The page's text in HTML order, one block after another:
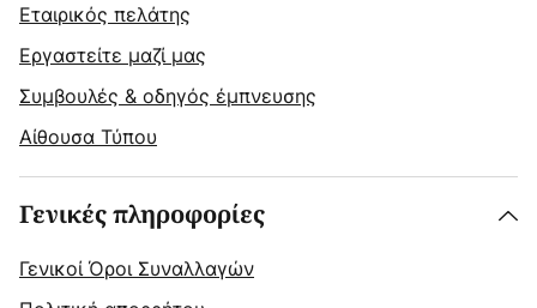
Εταιρικός πελάτης
Εργαστείτε μαζί μας
Συμβουλές & οδηγός έμπνευσης
Αίθουσα Τύπου
Γενικές πληροφορίες
Γενικοί Όροι Συναλλαγών